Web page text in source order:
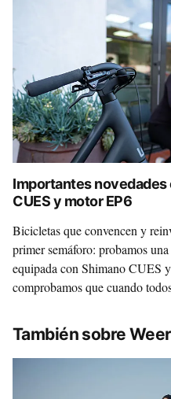
Importantes novedades
CUES y motor EP6
Bicicletas que convencen y
primer semáforo: probamos
equipada con Shimano CUES
comprobamos que cuando
limpio, sano y divertido.
También sobre